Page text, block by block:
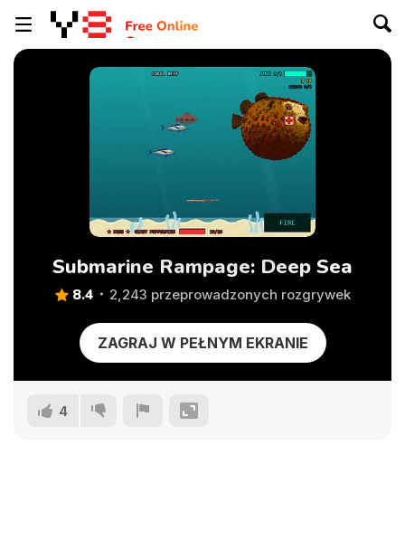
Submarine Rampage: Deep Sea
8.4 2,243 przeprowadzonych rozgrywek
ZAGRAJ W PEŁNYM EKRANIE
4